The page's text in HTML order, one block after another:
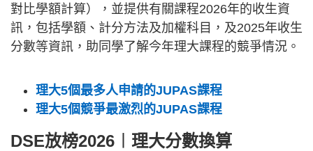
對比學額計算），並提供有關課程2026年的收生資
訊，包括學額、計分方法及加權科目，及2025年收生
分數等資訊，助同學了解今年理大課程的競爭情況。
理大5個最多人申請的JUPAS課程
理大5個競爭最激烈的JUPAS課程
DSE放榜2026︱理大分數換算